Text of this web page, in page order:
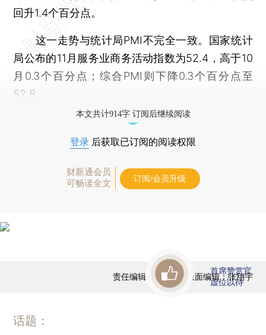
回升1.4个百分点。
这一走势与统计局PMI不完全一致。国家统计
局公布的11月服务业商务活动指数为52.4，高于10
月0.3个百分点；综合PMI则下降0.3个百分点至
52.8。
本文共计914字 订阅后继续阅读
登录 后获取已订阅的阅读权限
财新通会员
可畅读全文
订阅/会员升级
责任编辑：于海荣 | 版面编辑：张翔宇
首席赞赏官
虚位以待
话题：